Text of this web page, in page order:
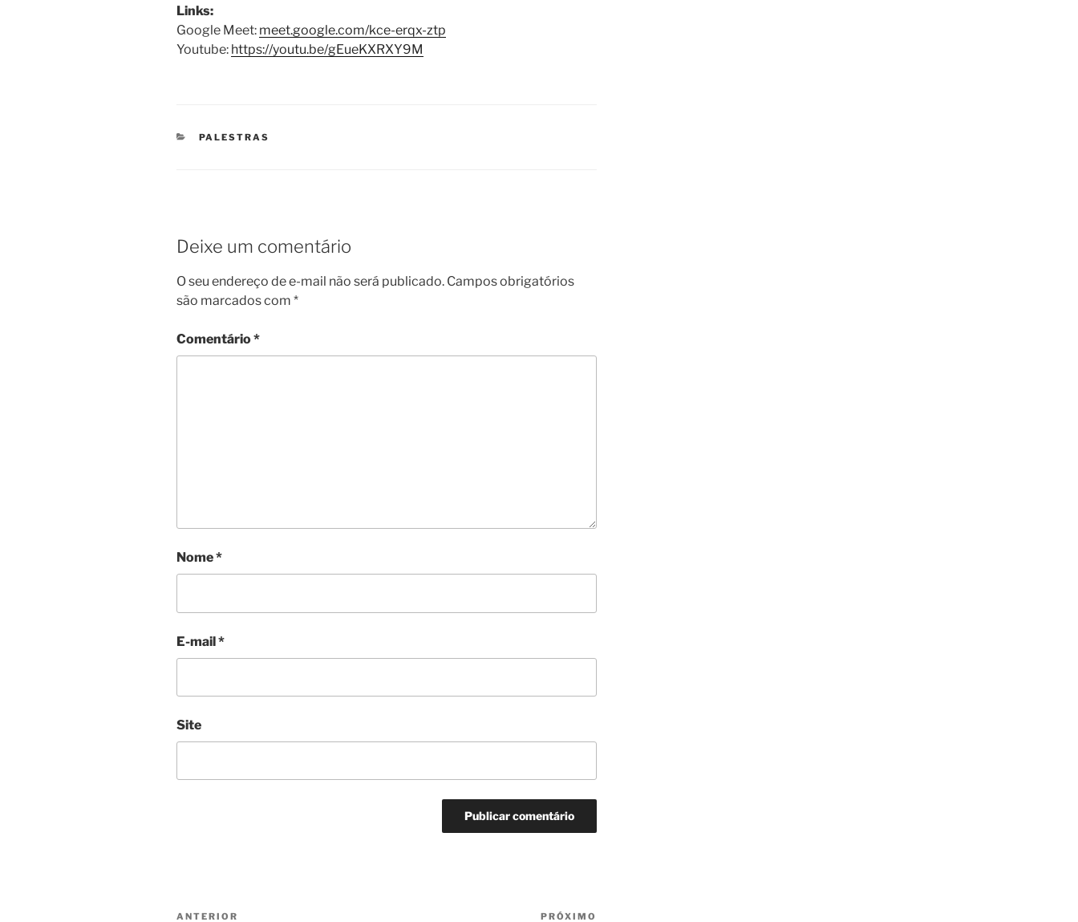
Links:
Google Meet: meet.google.com/kce-erqx-ztp
Youtube: https://youtu.be/gEueKXRXY9M
CATEGORIAS
PALESTRAS
Deixe um comentário
O seu endereço de e-mail não será publicado. Campos obrigatórios
são marcados com *
Comentário*
Nome*
E-mail*
Site
Navegação
Post
ANTERIOR PRÓXIMO